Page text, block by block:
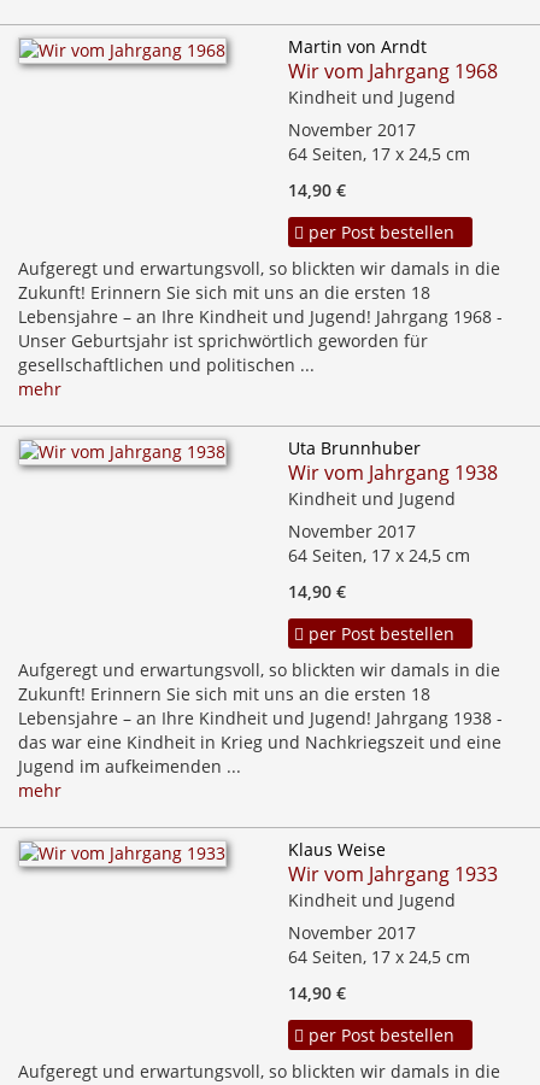
Martin von Arndt
Wir vom Jahrgang 1968
Kindheit und Jugend
November 2017
64 Seiten, 17 x 24,5 cm
14,90 €
per Post bestellen
Aufgeregt und erwartungsvoll, so blickten wir damals in die
Zukunft! Erinnern Sie sich mit uns an die ersten 18
Lebensjahre – an Ihre Kindheit und Jugend! Jahrgang 1968 -
Unser Geburtsjahr ist sprichwörtlich geworden für
gesellschaftlichen und politischen ...
mehr
Uta Brunnhuber
Wir vom Jahrgang 1938
Kindheit und Jugend
November 2017
64 Seiten, 17 x 24,5 cm
14,90 €
per Post bestellen
Aufgeregt und erwartungsvoll, so blickten wir damals in die
Zukunft! Erinnern Sie sich mit uns an die ersten 18
Lebensjahre – an Ihre Kindheit und Jugend! Jahrgang 1938 -
das war eine Kindheit in Krieg und Nachkriegszeit und eine
Jugend im aufkeimenden ...
mehr
Klaus Weise
Wir vom Jahrgang 1933
Kindheit und Jugend
November 2017
64 Seiten, 17 x 24,5 cm
14,90 €
per Post bestellen
Aufgeregt und erwartungsvoll, so blickten wir damals in die